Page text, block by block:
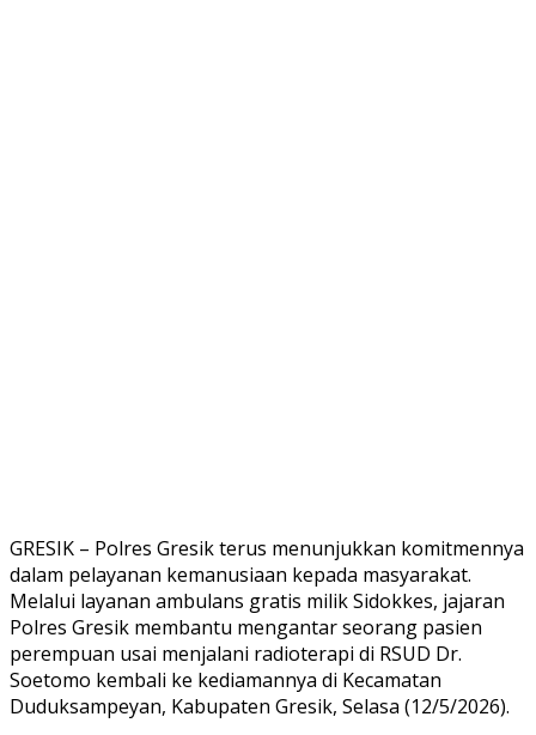
GRESIK – Polres Gresik terus menunjukkan komitmennya
dalam pelayanan kemanusiaan kepada masyarakat.
Melalui layanan ambulans gratis milik Sidokkes, jajaran
Polres Gresik membantu mengantar seorang pasien
perempuan usai menjalani radioterapi di RSUD Dr.
Soetomo kembali ke kediamannya di Kecamatan
Duduksampeyan, Kabupaten Gresik, Selasa (12/5/2026).